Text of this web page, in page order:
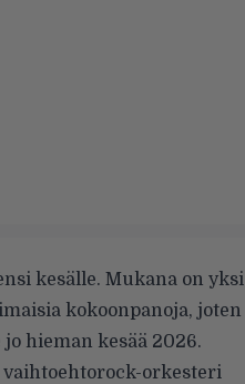
kesälle. Mukana on yksi
kokoonpanoja, joten
hieman kesää 2026.
orkesteri